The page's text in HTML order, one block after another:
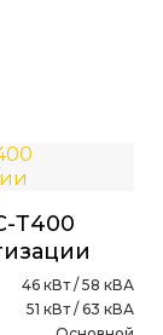
Т400
46 кВт / 58 кВА
51 кВт / 63 кВА